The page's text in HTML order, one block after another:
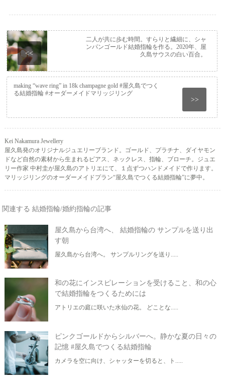
<<
二人が共に歩む時間。すらりと繊細に、シャ
ンパンゴールド結婚指輪を作る。2020年、屋
久島サウスの白い百合。
>>
making “wave ring” in 18k champagne gold #屋久島でつく
る結婚指輪 #オーダーメイドマリッジリング
Kei Nakamura Jewellery
屋久島発のオリジナルジュエリーブランド。ゴールド、プラチナ、ダイヤモン
ドなど自然の素材から生まれるピアス、ネックレス、指輪、ブローチ。ジュエ
リー作家 中村圭が屋久島のアトリエにて、１点ずつハンドメイドで作ります。
マリッジリングのオーダーメイドプラン“屋久島でつくる結婚指輪”に夢中。
関連する 結婚指輪/婚約指輪の記事
屋久島から台湾へ、 結婚指輪の サンプルを送り出
す朝
屋久島から台湾へ。 サンプルリングを送り.....
和の花にインスピレーションを受けること、和の心
で結婚指輪をつくるためには
アトリエの庭に咲いた水仙の花。 どことな.....
ピンクゴールドからシルバーへ。静かな夏の日々の
記憶 #屋久島でつくる結婚指輪
カメラを空に向け、シャッターを切ると、ト.....